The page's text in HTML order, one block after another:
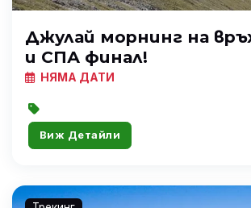
Джулай морнинг на
и СПА финал!
НЯМА ДАТИ
Виж Детайли